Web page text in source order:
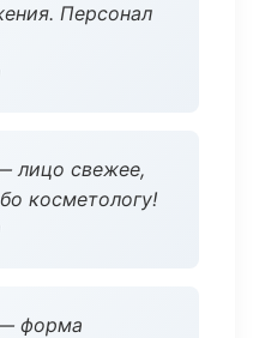
Персонал
лицо свежее,
косметологу!
форма